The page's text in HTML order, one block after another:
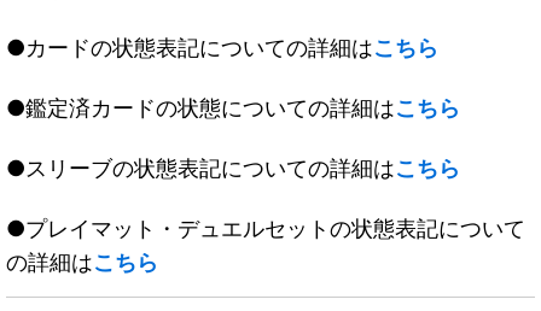
●カードの状態表記についての詳細はこちら
●鑑定済カードの状態についての詳細はこちら
●スリーブの状態表記についての詳細はこちら
●プレイマット・デュエルセットの状態表記について
の詳細はこちら